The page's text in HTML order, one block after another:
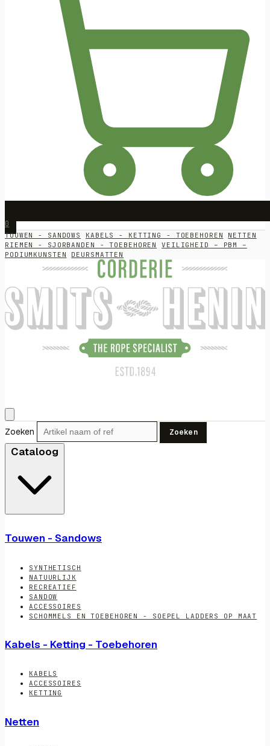
0
TOUWEN - SANDOWS KABELS - KETTING - TOEBEHOREN
NETTEN
RIEMEN - SJORBANDEN - TOEBEHOREN
VEILIGHEID – PBM –
PODIUMKUNSTEN
DEURSMATTEN
Zoeken Zoeken
Cataloog
Touwen - Sandows
SYNTHETISCH
NATUURLIJK
RECREATIEF
SANDOW
ACCESSOIRES
SCHOMMELS EN TOEBEHOREN - SOEPEL LADDERS OP MAAT
Kabels - Ketting - Toebehoren
KABELS
ACCESSOIRES
KETTING
Netten